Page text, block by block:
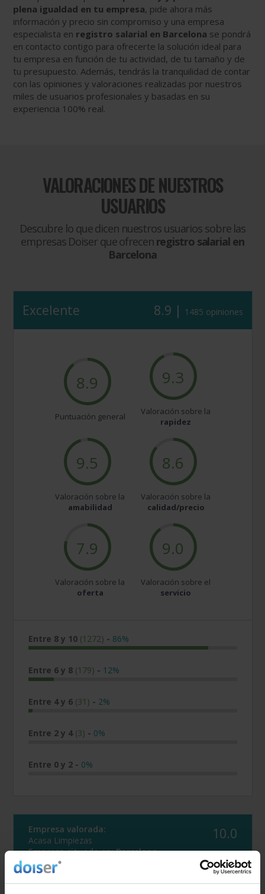
plena igualdad en tu empresa, pide ahora más
información y precio sin compromiso y una empresa
especialista en registro salarial en Barcelona se pondrá
en contacto contigo para ofrecerte la solución ideal para
tu empresa en función de tu actividad, de tu tamaño y de
tu presupuesto. Además, tendrás la tranquilidad de contar
con las opiniones y valoraciones realizadas por nuestros
miles de usuarios profesionales y basadas en su
experiencia 100% real.
VALORACIONES DE NUESTROS
USUARIOS
Descubre lo que dicen nuestros usuarios sobre las
empresas Doiser que ofrecen registro salarial en
Barcelona
Excelente 8.9 | 1485 opiniones
8.9
Puntuación general
9.3
Valoración sobre la
rapidez
9.5
Valoración sobre la
amabilidad
8.6
Valoración sobre la
calidad/precio
7.9
Valoración sobre la
oferta
9.0
Valoración sobre el
servicio
Entre 8 y 10 (1272) - 86%
Entre 6 y 8 (179) - 12%
Entre 4 y 6 (31) - 2%
Entre 2 y 4 (3) - 0%
Entre 0 y 2 - 0%
Empresa valorada:
Acasa Limpiezas
Empresa situada en:Barcelona
10.0
Opinión de: Carme